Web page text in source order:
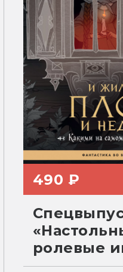
490 ₽
ролевые